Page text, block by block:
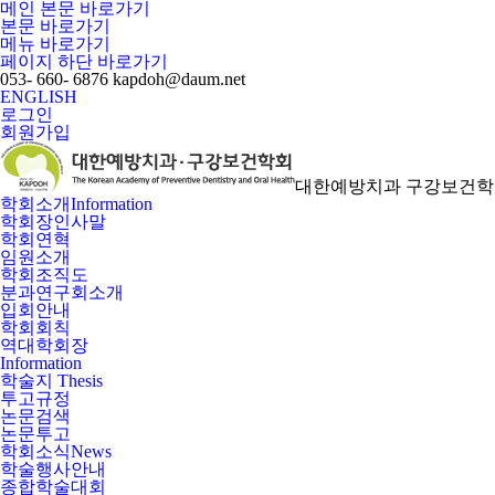
메인 본문 바로가기
본문 바로가기
메뉴 바로가기
페이지 하단 바로가기
053- 660- 6876 kapdoh@daum.net
ENGLISH
로그인
회원가입
대한예방치과 구강보건
학회소개Information
학회장인사말
학회연혁
임원소개
학회조직도
분과연구회소개
입회안내
학회회칙
역대학회장
Information
학술지 Thesis
투고규정
논문검색
논문투고
학회소식News
학술행사안내
종합학술대회